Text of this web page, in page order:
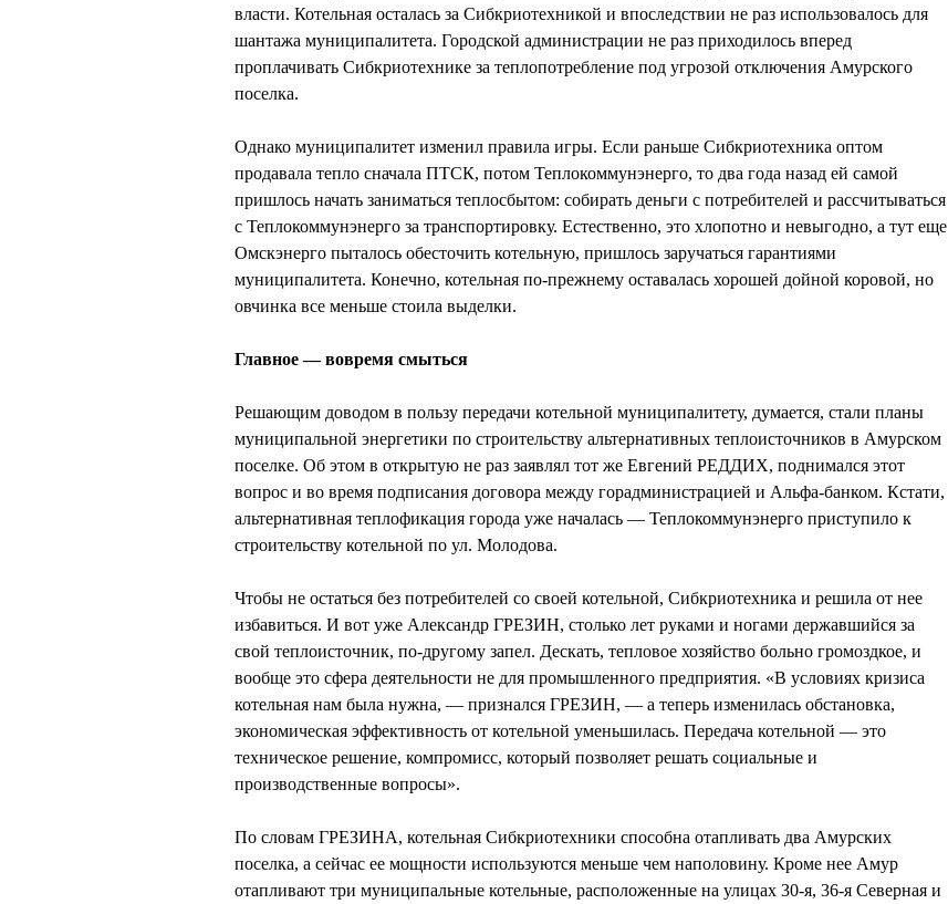
власти. Котельная осталась за Сибкриотехникой и впоследствии не раз использовалось для
шантажа муниципалитета. Городской администрации не раз приходилось вперед
проплачивать Сибкриотехнике за теплопотребление под угрозой отключения Амурского
поселка.
Однако муниципалитет изменил правила игры. Если раньше Сибкриотехника оптом
продавала тепло сначала ПТСК, потом Теплокоммунэнерго, то два года назад ей самой
пришлось начать заниматься теплосбытом: собирать деньги с потребителей и рассчитываться
с Теплокоммунэнерго за транспортировку. Естественно, это хлопотно и невыгодно, а тут еще
Омскэнерго пыталось обесточить котельную, пришлось заручаться гарантиями
муниципалитета. Конечно, котельная по-прежнему оставалась хорошей дойной коровой, но
овчинка все меньше стоила выделки.
Главное — вовремя смыться
Решающим доводом в пользу передачи котельной муниципалитету, думается, стали планы
муниципальной энергетики по строительству альтернативных теплоисточников в Амурском
поселке. Об этом в открытую не раз заявлял тот же Евгений РЕДДИХ, поднимался этот
вопрос и во время подписания договора между горадминистрацией и Альфа-банком. Кстати,
альтернативная теплофикация города уже началась — Теплокоммунэнерго приступило к
строительству котельной по ул. Молодова.
Чтобы не остаться без потребителей со своей котельной, Сибкриотехника и решила от нее
избавиться. И вот уже Александр ГРЕЗИН, столько лет руками и ногами державшийся за
свой теплоисточник, по-другому запел. Дескать, тепловое хозяйство больно громоздкое, и
вообще это сфера деятельности не для промышленного предприятия. «В условиях кризиса
котельная нам была нужна, — признался ГРЕЗИН, — а теперь изменилась обстановка,
экономическая эффективность от котельной уменьшилась. Передача котельной — это
техническое решение, компромисс, который позволяет решать социальные и
производственные вопросы».
По словам ГРЕЗИНА, котельная Сибкриотехники способна отапливать два Амурских
поселка, а сейчас ее мощности используются меньше чем наполовину. Кроме нее Амур
отапливают три муниципальные котельные, расположенные на улицах 30-я, 36-я Северная и